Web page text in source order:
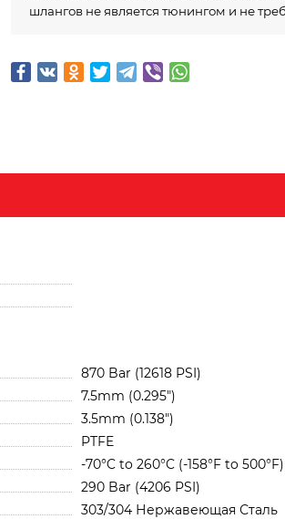
шлангов не является тюнингом и не
870 Bar (12618 PSI)
7.5mm (0.295")
3.5mm (0.138")
PTFE
-70°C to 260°C (-158°F to 500°F)
290 Bar (4206 PSI)
303/304 Нержавеющая Сталь